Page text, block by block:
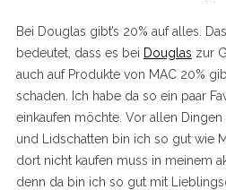
Bei Douglas gibt’s 20% auf alles.
bedeutet, dass es bei Douglas zur
auch auf Produkte von MAC 20%
schaden. Ich habe da so ein paar
einkaufen möchte. Vor allen Dingen
und Lidschatten bin ich so gut wie
dort nicht kaufen muss in meinem
denn da bin ich so gut mit